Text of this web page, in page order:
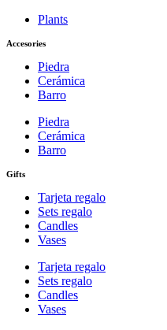
Plants
Accesories
Piedra
Cerámica
Barro
Piedra
Cerámica
Barro
Gifts
Tarjeta regalo
Sets regalo
Candles
Vases
Tarjeta regalo
Sets regalo
Candles
Vases